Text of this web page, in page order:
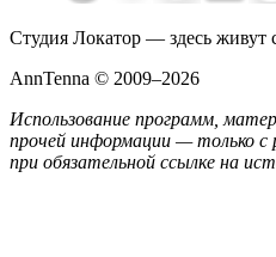
Студия Локатор — здесь живут
AnnTenna © 2009–2026
Использование программ,
прочей информации — только с
при обязательной ссылке на